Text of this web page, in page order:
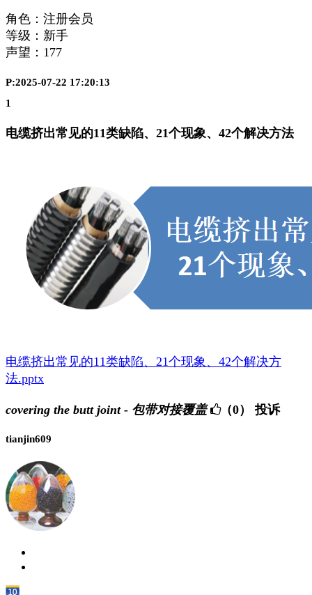
角色：注册会员
等级：新手
声望： 177
P:2025-07-22 17:20:13
1
电缆挤出常见的11类缺陷、 21个现象、 42个解决方法
电缆挤出常见的11类缺陷、21个现象、42个解决方
法.pptx
covering the butt joint - 包带对接覆盖 （0） 投诉
tianjin609